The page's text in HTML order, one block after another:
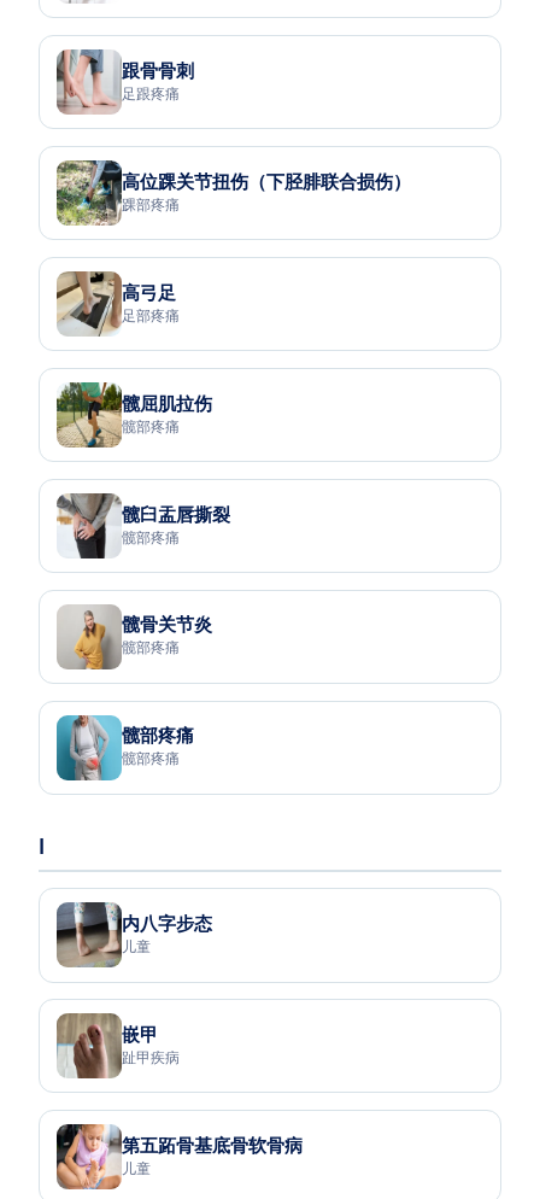
跟骨骨刺
足跟疼痛
高位踝关节扭伤（下胫腓联合损伤）
踝部疼痛
高弓足
足部疼痛
髋屈肌拉伤
髋部疼痛
髋臼盂唇撕裂
髋部疼痛
髋骨关节炎
髋部疼痛
髋部疼痛
髋部疼痛
I
内八字步态
儿童
嵌甲
趾甲疾病
第五跖骨基底骨软骨病
儿童